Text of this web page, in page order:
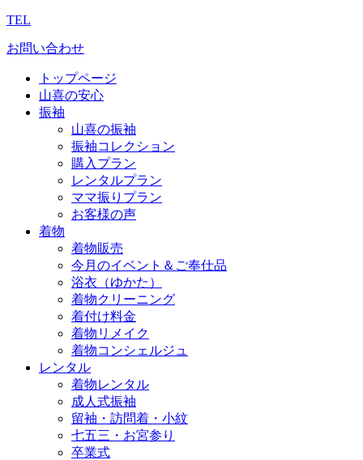
TEL
お問い合わせ
トップページ
山喜の安心
振袖
山喜の振袖
振袖コレクション
購入プラン
レンタルプラン
ママ振りプラン
お客様の声
着物
着物販売
今月のイベント＆ご奉仕品
浴衣（ゆかた）
着物クリーニング
着付け料金
着物リメイク
着物コンシェルジュ
レンタル
着物レンタル
成人式振袖
留袖・訪問着・小紋
七五三・お宮参り
卒業式